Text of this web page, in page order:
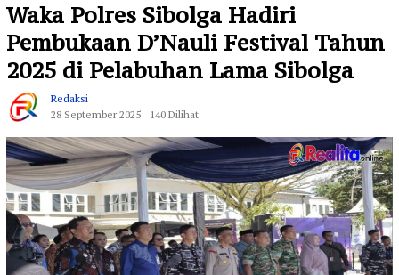
Waka Polres Sibolga Hadiri
Pembukaan D’Nauli Festival Tahun
2025 di Pelabuhan Lama Sibolga
Redaksi
28 September 2025
140 Dilihat